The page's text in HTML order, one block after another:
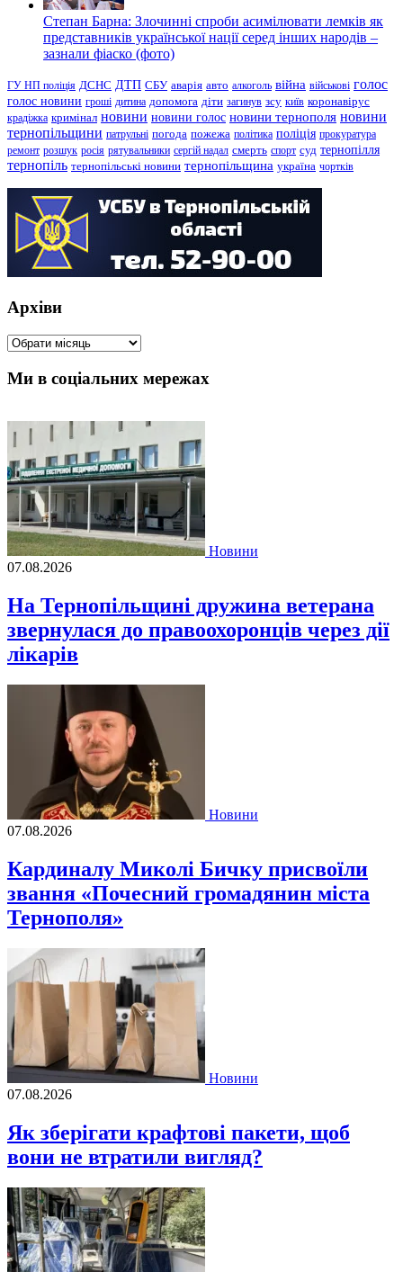
Степан Барна: Злочинні спроби асимілювати лемків як
представників української нації серед інших народів –
зазнали фіаско (фото)
ГУ НП поліція ДСНС ДТП СБУ аварія авто алкоголь війна військові голос
голос новини гроші дитина допомога діти загинув зсу київ коронавірус
крадіжка кримінал новини новини голос новини тернополя новини
тернопільщини патрульні погода пожежа політика поліція прокуратура
ремонт розшук росія рятувальники сергій надал смерть спорт суд тернопілля
тернопіль тернопільські новини тернопільщина україна чортків
Архіви
Архіви
Ми в соціальних мережах
Новини
07.08.2026
На Тернопільщині дружина ветерана
звернулася до правоохоронців через дії
лікарів
Новини
07.08.2026
Кардиналу Миколі Бичку присвоїли
звання «Почесний громадянин міста
Тернополя»
Новини
07.08.2026
Як зберігати крафтові пакети, щоб
вони не втратили вигляд?